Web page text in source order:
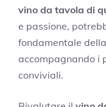
vino da tavola di
e passione,
fondamentale
accompagnando i
conviviali.